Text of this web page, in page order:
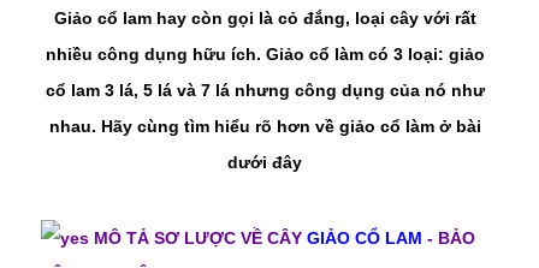
Giảo cổ lam hay còn gọi là cỏ đắng, loại cây với rất
nhiều công dụng hữu ích. Giảo cổ làm có 3 loại: giảo
cổ lam 3 lá, 5 lá và 7 lá nhưng công dụng của nó như
nhau. Hãy cùng tìm hiểu rõ hơn về giảo cổ làm ở bài
dưới đây
MÔ TẢ SƠ LƯỢC VỀ CÂY GIẢO CỔ LAM - BẢO